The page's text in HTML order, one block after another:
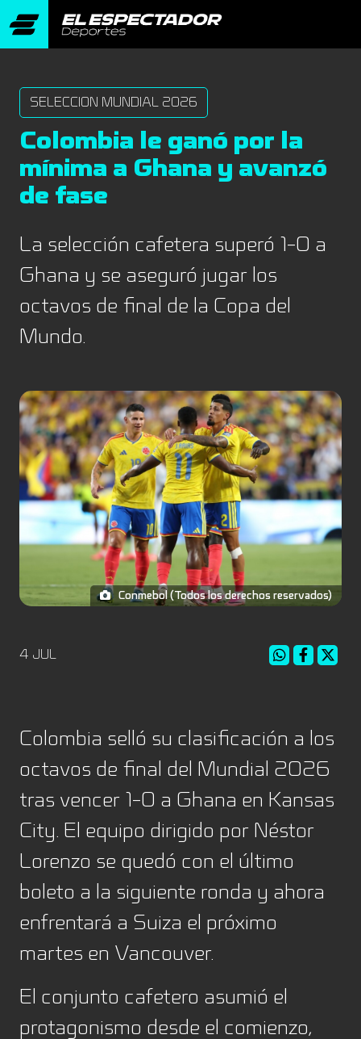
SELECCION MUNDIAL 2026
Colombia le ganó por la
mínima a Ghana y avanzó
de fase
La selección cafetera superó 1-0 a
Ghana y se aseguró jugar los
octavos de final de la Copa del
Mundo.
Conmebol (Todos los derechos reservados)
4 JUL
Colombia selló su clasificación a los
octavos de final del Mundial 2026
tras vencer 1-0 a Ghana en Kansas
City. El equipo dirigido por Néstor
Lorenzo se quedó con el último
boleto a la siguiente ronda y ahora
enfrentará a Suiza el próximo
martes en Vancouver.
El conjunto cafetero asumió el
protagonismo desde el comienzo,